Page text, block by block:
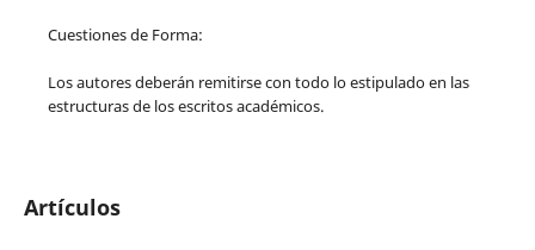
Cuestiones de Forma:
Los autores deberán remitirse con todo lo estipulado en las
estructuras de los escritos académicos.
Artículos